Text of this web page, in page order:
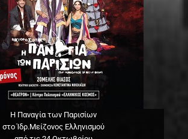
Η Παναγία των Παρισίων
στο Ίδρ.Μείζονος Ελληνισμού